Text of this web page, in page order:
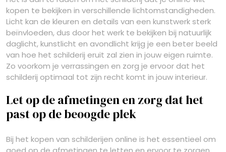
kopen te bekijken in verschillende lichtomstandigheden.
Licht kan de kleuren en details van een kunstwerk sterk
beïnvloeden, dus door het werk te bekijken bij natuurlijk
daglicht, kunstlicht en avondlicht krijg je een beter beeld
van hoe het schilderij eruit zal zien in jouw eigen ruimte.
Zo voorkom je verrassingen en zorg je ervoor dat het
schilderij optimaal tot zijn recht komt in jouw interieur.
Let op de afmetingen en zorg dat het
past op de beoogde plek
Bij het kopen van schilderijen online is het essentieel om